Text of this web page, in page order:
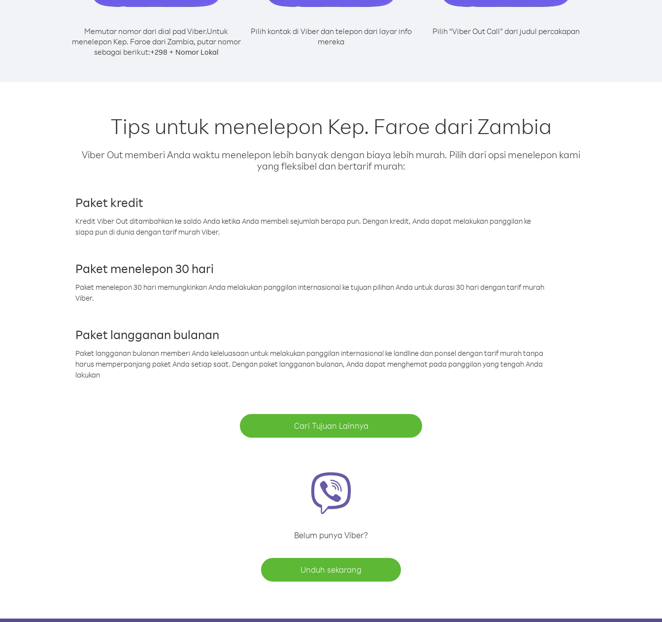
Memutar nomor dari dial pad Viber.Untuk
menelepon Kep. Faroe dari Zambia, putar nomor
sebagai berikut:+298 + Nomor Lokal
Pilih kontak di Viber dan telepon dari layar info
mereka
Pilih “Viber Out Call” dari judul percakapan
Tips untuk menelepon Kep. Faroe dari Zambia
Viber Out memberi Anda waktu menelepon lebih banyak dengan biaya lebih murah. Pilih dari opsi menelepon kami
yang fleksibel dan bertarif murah:
Paket kredit
Kredit Viber Out ditambahkan ke saldo Anda ketika Anda membeli sejumlah berapa pun. Dengan kredit, Anda dapat melakukan panggilan ke
siapa pun di dunia dengan tarif murah Viber.
Paket menelepon 30 hari
Paket menelepon 30 hari memungkinkan Anda melakukan panggilan internasional ke tujuan pilihan Anda untuk durasi 30 hari dengan tarif murah
Viber.
Paket langganan bulanan
Paket langganan bulanan memberi Anda keleluasaan untuk melakukan panggilan internasional ke landline dan ponsel dengan tarif murah tanpa
harus memperpanjang paket Anda setiap saat. Dengan paket langganan bulanan, Anda dapat menghemat pada panggilan yang tengah Anda
lakukan
Cari Tujuan Lainnya
Belum punya Viber?
Unduh sekarang